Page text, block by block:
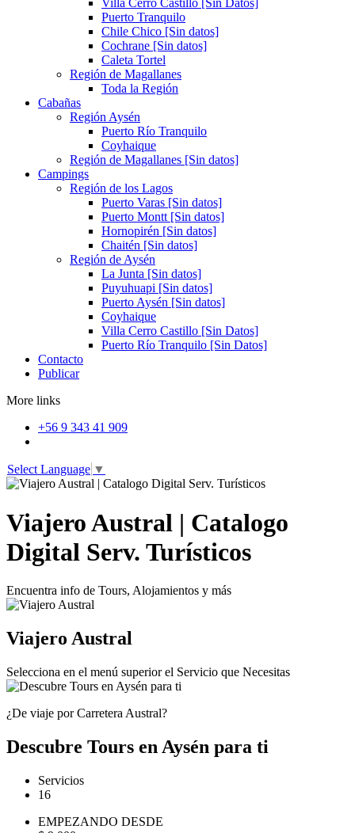
Villa Cerro Castillo [Sin Datos]
Puerto Tranquilo
Chile Chico [Sin datos]
Cochrane [Sin datos]
Caleta Tortel
Región de Magallanes
Toda la Región
Cabañas
Región Aysén
Puerto Río Tranquilo
Coyhaique
Región de Magallanes [Sin datos]
Campings
Región de los Lagos
Puerto Varas [Sin datos]
Puerto Montt [Sin datos]
Hornopirén [Sin datos]
Chaitén [Sin datos]
Región de Aysén
La Junta [Sin datos]
Puyuhuapi [Sin datos]
Puerto Aysén [Sin datos]
Coyhaique
Villa Cerro Castillo [Sin Datos]
Puerto Río Tranquilo [Sin Datos]
Contacto
Publicar
More links
+56 9 343 41 909
Select Language ▼
Viajero Austral | Catalogo
Digital Serv. Turísticos
Encuentra info de Tours, Alojamientos y más
Viajero Austral
Selecciona en el menú superior el Servicio que Necesitas
¿De viaje por Carretera Austral?
Descubre Tours en Aysén para ti
Servicios
16
EMPEZANDO DESDE